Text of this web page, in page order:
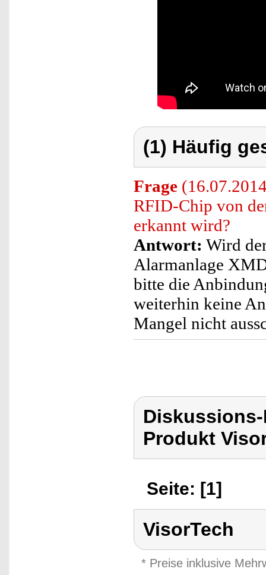
(1) Häufig
Frage
RFID-Chip von
erkannt wird?
Antwort: Wird
Alarmanlage
bitte die
weiterhin keine
Mangel nicht
Produkt
Seite: [1]
VisorTech
* Preise inklusive